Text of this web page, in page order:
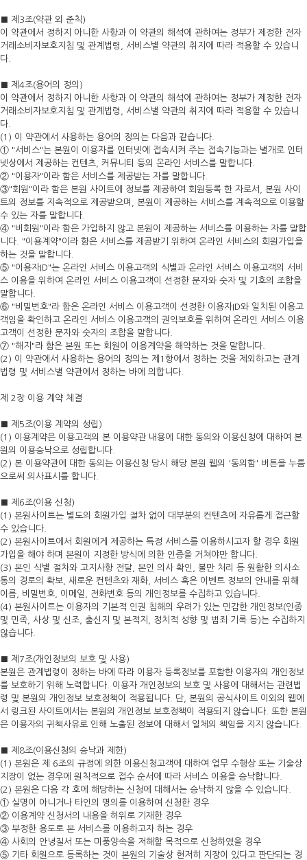
■ 제3조(약관 외 준칙)
이 약관에서 정하지 아니한 사항과 이 약관의 해석에 관하여는 정부가 제정한 전자
거래소비자보호지침 및 관계법령, 서비스별 약관의 취지에 따라 적용할 수 있습니
다.
■ 제4조(용어의 정의)
이 약관에서 정하지 아니한 사항과 이 약관의 해석에 관하여는 정부가 제정한 전자
거래소비자보호지침 및 관계법령, 서비스별 약관의 취지에 따라 적용할 수 있습니
다.
(1) 이 약관에서 사용하는 용어의 정의는 다음과 같습니다.
① "서비스"는 본원이 이용자를 인터넷에 접속시켜 주는 접속기능과는 별개로 인터
넷상에서 제공하는 컨텐츠, 커뮤니티 등의 온라인 서비스를 말합니다.
② "이용자"이라 함은 서비스를 제공받는 자를 말합니다.
③"회원"이라 함은 본원 사이트에 정보를 제공하여 회원등록 한 자로서, 본원 사이
트의 정보를 지속적으로 제공받으며, 본원이 제공하는 서비스를 계속적으로 이용할
수 있는 자를 말합니다.
④ "비회원"이라 함은 가입하지 않고 본원이 제공하는 서비스를 이용하는 자를 말합
니다. "이용계약"이라 함은 서비스를 제공받기 위하여 온라인 서비스의 회원가입을
하는 것을 말합니다.
⑤ "이용자ID"는 온라인 서비스 이용고객의 식별과 온라인 서비스 이용고객의 서비
스 이용을 위하여 온라인 서비스 이용고객이 선정한 문자와 숫자 및 기호의 조합을
말합니다.
⑥ "비밀번호"라 함은 온라인 서비스 이용고객이 선정한 이용자ID와 일치된 이용고
객임을 확인하고 온라인 서비스 이용고객의 권익보호를 위하여 온라인 서비스 이용
고객이 선정한 문자와 숫자의 조합을 말합니다.
⑦ "해지"라 함은 본원 또는 회원이 이용계약을 해약하는 것을 말합니다.
(2) 이 약관에서 사용하는 용어의 정의는 제1항에서 정하는 것을 제외하고는 관계
법령 및 서비스별 약관에서 정하는 바에 의합니다.
제 2장 이용 계약 체결
■ 제5조(이용 계약의 성립)
(1) 이용계약은 이용고객의 본 이용약관 내용에 대한 동의와 이용신청에 대하여 본
원의 이용승낙으로 성립합니다.
(2) 본 이용약관에 대한 동의는 이용신청 당시 해당 본원 웹의 '동의함' 버튼을 누름
으로써 의사표시를 합니다.
■ 제6조(이용 신청)
(1) 본원사이트는 별도의 회원가입 절차 없이 대부분의 컨텐츠에 자유롭게 접근할
수 있습니다.
(2) 본원사이트에서 회원에게 제공하는 특정 서비스를 이용하시고자 할 경우 회원
가입을 해야 하며 본원이 지정한 방식에 의한 인증을 거쳐야만 합니다.
(3) 본인 식별 절차와 고지사항 전달, 본인 의사 확인, 불만 처리 등 원활한 의사소
통의 경로의 확보, 새로운 컨텐츠와 재화, 서비스 혹은 이벤트 정보의 안내를 위해
이름, 비밀번호, 이메일, 전화번호 등의 개인정보를 수집하고 있습니다.
(4) 본원사이트는 이용자의 기본적 인권 침해의 우려가 있는 민감한 개인정보(인종
및 민족, 사상 및 신조, 출신지 및 본적지, 정치적 성향 및 범죄 기록 등)는 수집하지
않습니다.
■ 제7조(개인정보의 보호 및 사용)
본원은 관계법령이 정하는 바에 따라 이용자 등록정보를 포함한 이용자의 개인정보
를 보호하기 위해 노력합니다. 이용자 개인정보의 보호 및 사용에 대해서는 관련법
령 및 본원의 개인정보 보호정책이 적용됩니다. 단, 본원의 공식사이트 이외의 웹에
서 링크된 사이트에서는 본원의 개인정보 보호정책이 적용되지 않습니다. 또한 본원
은 이용자의 귀책사유로 인해 노출된 정보에 대해서 일체의 책임을 지지 않습니다.
■ 제8조(이용신청의 승낙과 제한)
(1) 본원은 제 6조의 규정에 의한 이용신청고객에 대하여 업무 수행상 또는 기술상
지장이 없는 경우에 원칙적으로 접수 순서에 따라 서비스 이용을 승낙합니다.
(2) 본원은 다음 각 호에 해당하는 신청에 대해서는 승낙하지 않을 수 있습니다.
① 실명이 아니거나 타인의 명의를 이용하여 신청한 경우
② 이용계약 신청서의 내용을 허위로 기재한 경우
③ 부정한 용도로 본 서비스를 이용하고자 하는 경우
④ 사회의 안녕질서 또는 미풍양속을 저해할 목적으로 신청하였을 경우
⑤ 기타 회원으로 등록하는 것이 본원의 기술상 현저히 지장이 있다고 판단되는 경